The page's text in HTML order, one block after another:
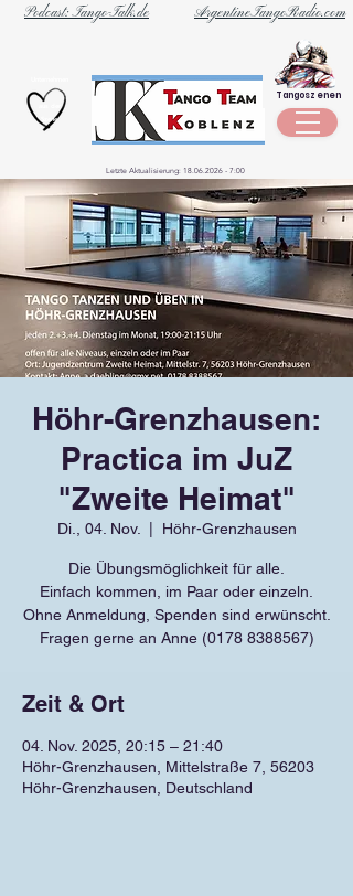
ArgentineTangoRadio.com
Podcast: Tango-Talk.de
Szene
Tangoszenen
Letzte Aktualisierung: 18.06.2026 - 7:00
Höhr-Grenzhausen:
Practica im JuZ
"Zweite Heimat"
Di., 04. Nov. Höhr-Grenzhausen
Die Übungsmöglichkeit für alle.
Einfach kommen, im Paar oder einzeln.
Ohne Anmeldung, Spenden sind erwünscht.
Fragen gerne an Anne (0178 8388567)
Zeit & Ort
04. Nov. 2025, 20:15 – 21:40
Höhr-Grenzhausen, Mittelstraße 7, 56203
Höhr-Grenzhausen, Deutschland